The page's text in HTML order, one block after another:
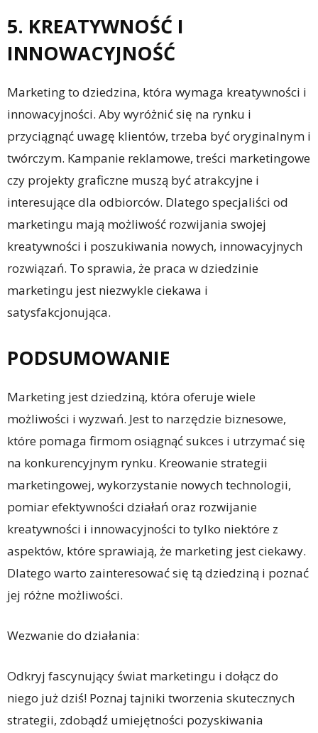
5. KREATYWNOŚĆ I
INNOWACYJNOŚĆ
Marketing to dziedzina, która wymaga kreatywności i
innowacyjności. Aby wyróżnić się na rynku i
przyciągnąć uwagę klientów, trzeba być oryginalnym i
twórczym. Kampanie reklamowe, treści marketingowe
czy projekty graficzne muszą być atrakcyjne i
interesujące dla odbiorców. Dlatego specjaliści od
marketingu mają możliwość rozwijania swojej
kreatywności i poszukiwania nowych, innowacyjnych
rozwiązań. To sprawia, że praca w dziedzinie
marketingu jest niezwykle ciekawa i
satysfakcjonująca.
PODSUMOWANIE
Marketing jest dziedziną, która oferuje wiele
możliwości i wyzwań. Jest to narzędzie biznesowe,
które pomaga firmom osiągnąć sukces i utrzymać się
na konkurencyjnym rynku. Kreowanie strategii
marketingowej, wykorzystanie nowych technologii,
pomiar efektywności działań oraz rozwijanie
kreatywności i innowacyjności to tylko niektóre z
aspektów, które sprawiają, że marketing jest ciekawy.
Dlatego warto zainteresować się tą dziedziną i poznać
jej różne możliwości.
Wezwanie do działania:
Odkryj fascynujący świat marketingu i dołącz do
niego już dziś! Poznaj tajniki tworzenia skutecznych
strategii, zdobądź umiejętności pozyskiwania